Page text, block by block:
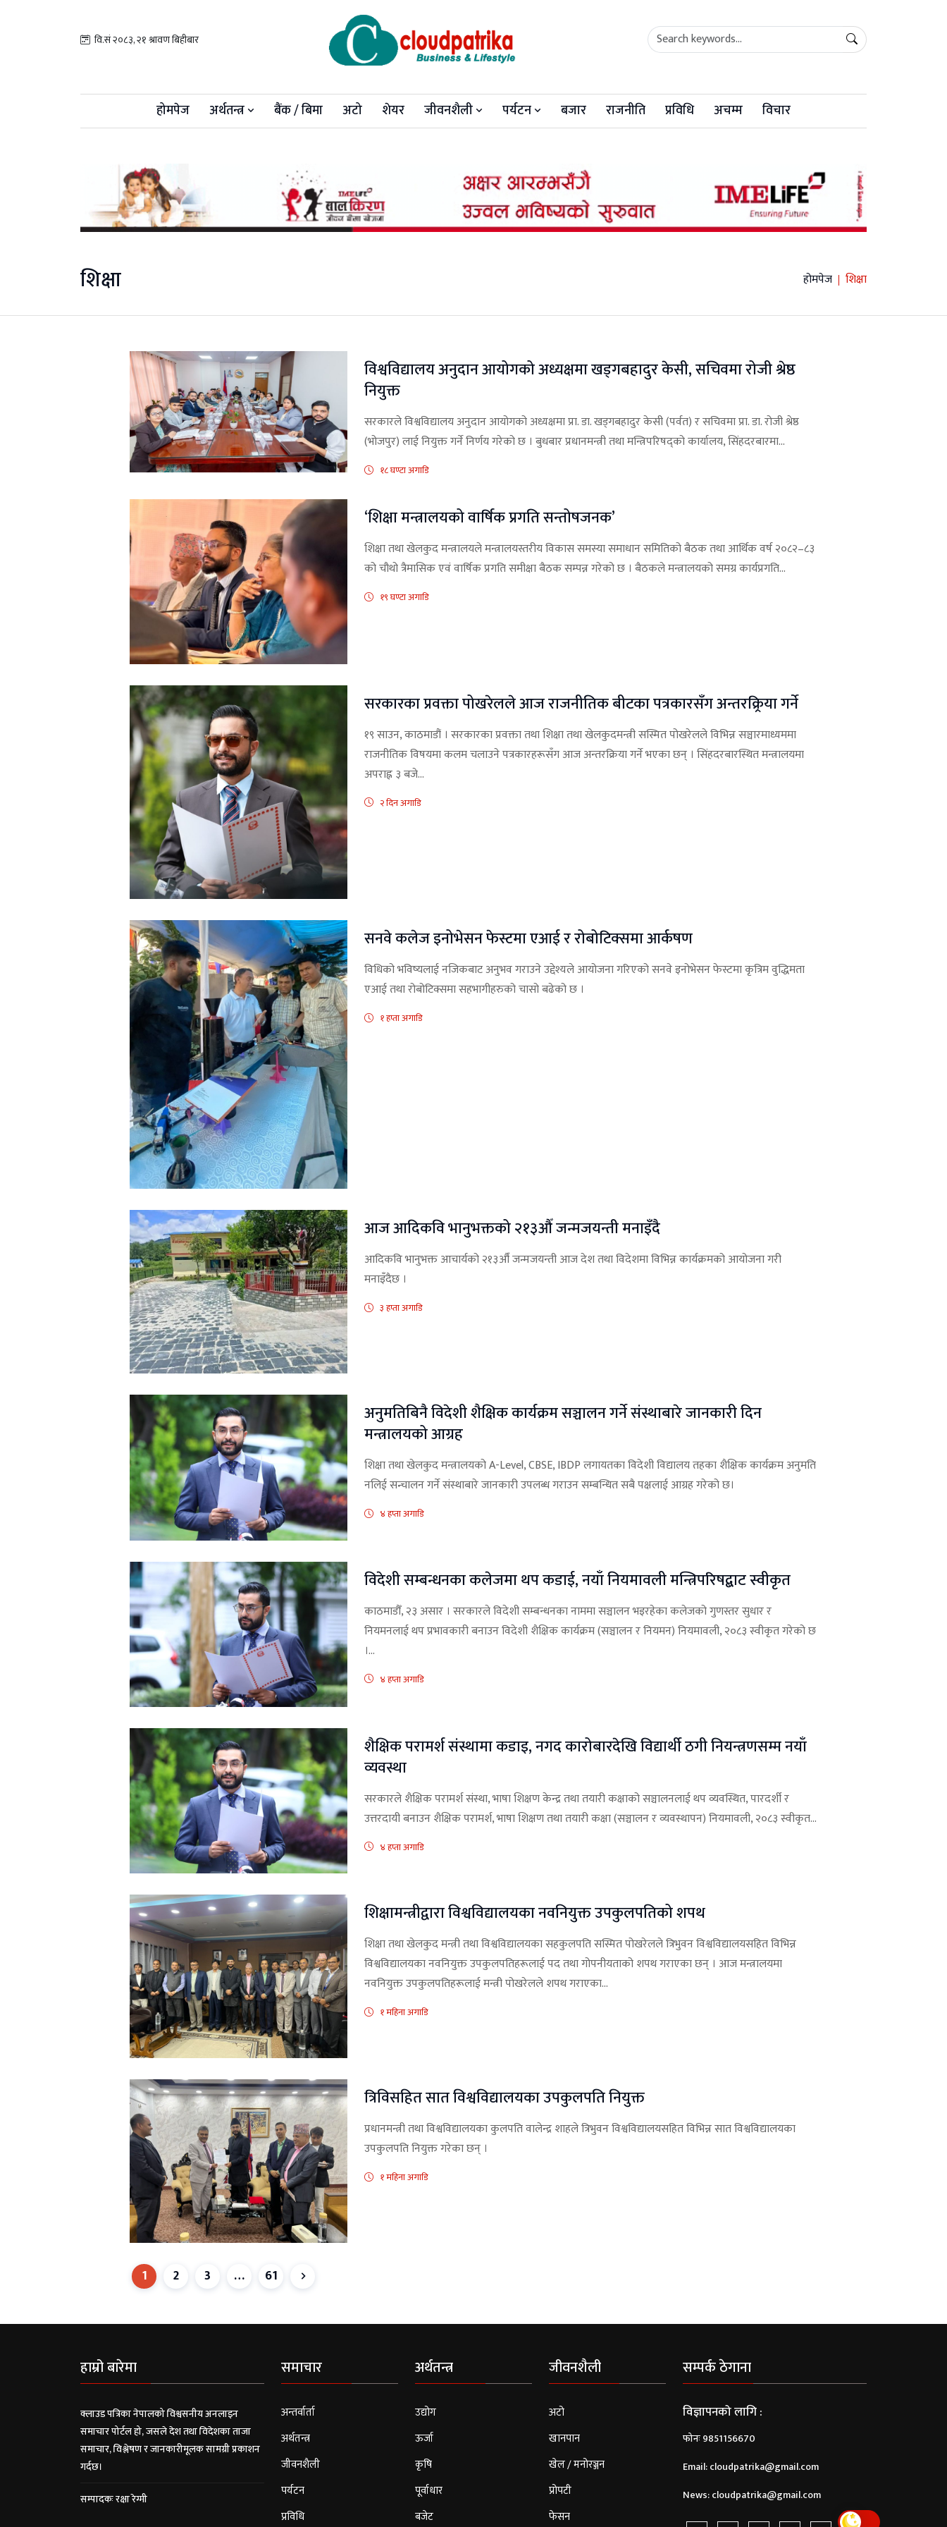
वि.सं २०८३, २१ श्रावण बिहीबार
होमपेज अर्थतन्त्र बैंक / बिमा अटो शेयर जीवनशैली पर्यटन बजार राजनीति प्रविधि अचम्म विचार
शिक्षा होमपेज शिक्षा
विश्वविद्यालय अनुदान आयोगको अध्यक्षमा खड्गबहादुर केसी, सचिवमा रोजी श्रेष्ठ
नियुक्त
सरकारले विश्वविद्यालय अनुदान आयोगको अध्यक्षमा प्रा. डा. खड्गबहादुर केसी (पर्वत) र सचिवमा प्रा. डा. रोजी श्रेष्ठ
(भोजपुर) लाई नियुक्त गर्ने निर्णय गरेको छ । बुधबार प्रधानमन्त्री तथा मन्त्रिपरिषद्को कार्यालय, सिंहदरबारमा...
१८ घण्टा अगाडि
‘शिक्षा मन्त्रालयको वार्षिक प्रगति सन्तोषजनक’
शिक्षा तथा खेलकुद मन्त्रालयले मन्त्रालयस्तरीय विकास समस्या समाधान समितिको बैठक तथा आर्थिक वर्ष २०८२–८३
को चौथो त्रैमासिक एवं वार्षिक प्रगति समीक्षा बैठक सम्पन्न गरेको छ । बैठकले मन्त्रालयको समग्र कार्यप्रगति...
१९ घण्टा अगाडि
सरकारका प्रवक्ता पोखरेलले आज राजनीतिक बीटका पत्रकारसँग अन्तरक्र्रिया गर्ने
१९ साउन, काठमाडौं । सरकारका प्रवक्ता तथा शिक्षा तथा खेलकुदमन्त्री सस्मित पोखरेलले विभिन्न सञ्चारमाध्यममा
राजनीतिक विषयमा कलम चलाउने पत्रकारहरूसँग आज अन्तरक्रिया गर्ने भएका छन् । सिंहदरबारस्थित मन्त्रालयमा
अपराह्न ३ बजे...
२ दिन अगाडि
सनवे कलेज इनोभेसन फेस्टमा एआई र रोबोटिक्समा आर्कषण
विधिको भविष्यलाई नजिकबाट अनुभव गराउने उद्देश्यले आयोजना गरिएको सनवे इनोभेसन फेस्टमा कृत्रिम वुद्धिमता
एआई तथा रोबोटिक्समा सहभागीहरुको चासो बढेको छ ।
१ हप्ता अगाडि
आज आदिकवि भानुभक्तको २१३औँ जन्मजयन्ती मनाइँदै
आदिकवि भानुभक्त आचार्यको २१३औँ जन्मजयन्ती आज देश तथा विदेशमा विभिन्न कार्यक्रमको आयोजना गरी
मनाइँदैछ ।
३ हप्ता अगाडि
अनुमतिबिनै विदेशी शैक्षिक कार्यक्रम सञ्चालन गर्ने संस्थाबारे जानकारी दिन
मन्त्रालयको आग्रह
शिक्षा तथा खेलकुद मन्त्रालयको A-Level, CBSE, IBDP लगायतका विदेशी विद्यालय तहका शैक्षिक कार्यक्रम अनुमति
नलिई सन्चालन गर्ने संस्थाबारे जानकारी उपलब्ध गराउन सम्बन्धित सबै पक्षलाई आग्रह गरेको छ।
४ हप्ता अगाडि
विदेशी सम्बन्धनका कलेजमा थप कडाई, नयाँ नियमावली मन्त्रिपरिषद्बाट स्वीकृत
काठमाडौँ, २३ असार । सरकारले विदेशी सम्बन्धनका नाममा सञ्चालन भइरहेका कलेजको गुणस्तर सुधार र
नियमनलाई थप प्रभावकारी बनाउन विदेशी शैक्षिक कार्यक्रम (सञ्चालन र नियमन) नियमावली, २०८३ स्वीकृत गरेको छ
।...
४ हप्ता अगाडि
शैक्षिक परामर्श संस्थामा कडाइ, नगद कारोबारदेखि विद्यार्थी ठगी नियन्त्रणसम्म नयाँ
व्यवस्था
सरकारले शैक्षिक परामर्श संस्था, भाषा शिक्षण केन्द्र तथा तयारी कक्षाको सञ्चालनलाई थप व्यवस्थित, पारदर्शी र
उत्तरदायी बनाउन शैक्षिक परामर्श, भाषा शिक्षण तथा तयारी कक्षा (सञ्चालन र व्यवस्थापन) नियमावली, २०८३ स्वीकृत...
४ हप्ता अगाडि
शिक्षामन्त्रीद्वारा विश्वविद्यालयका नवनियुक्त उपकुलपतिको शपथ
शिक्षा तथा खेलकुद मन्त्री तथा विश्वविद्यालयका सहकुलपति सस्मित पोखरेलले त्रिभुवन विश्वविद्यालयसहित विभिन्न
विश्वविद्यालयका नवनियुक्त उपकुलपतिहरूलाई पद तथा गोपनीयताको शपथ गराएका छन् । आज मन्त्रालयमा
नवनियुक्त उपकुलपतिहरूलाई मन्त्री पोखरेलले शपथ गराएका...
१ महिना अगाडि
त्रिविसहित सात विश्वविद्यालयका उपकुलपति नियुक्त
प्रधानमन्त्री तथा विश्वविद्यालयका कुलपति वालेन्द्र शाहले त्रिभुवन विश्वविद्यालयसहित विभिन्न सात विश्वविद्यालयका
उपकुलपति नियुक्त गरेका छन् ।
१ महिना अगाडि
1 2 3 … 61
हाम्रो बारेमा
क्लाउड पत्रिका नेपालको विश्वसनीय अनलाइन
समाचार पोर्टल हो, जसले देश तथा विदेशका ताजा
समाचार, विश्लेषण र जानकारीमूलक सामग्री प्रकाशन
गर्दछ।
सम्पादकः रक्षा रेग्मी
समाचार
अन्तर्वार्ता
अर्थतन्त्र
जीवनशैली
पर्यटन
प्रविधि
अर्थतन्त्र
उद्योग
ऊर्जा
कृषि
पूर्वाधार
बजेट
जीवनशैली
अटो
खानपान
खेल / मनोरञ्जन
प्रोपटी
फेसन
सम्पर्क ठेगाना
विज्ञापनको लागि :
फोनः 9851156670
Email:cloudpatrika@gmail.com
News:cloudpatrika@gmail.com